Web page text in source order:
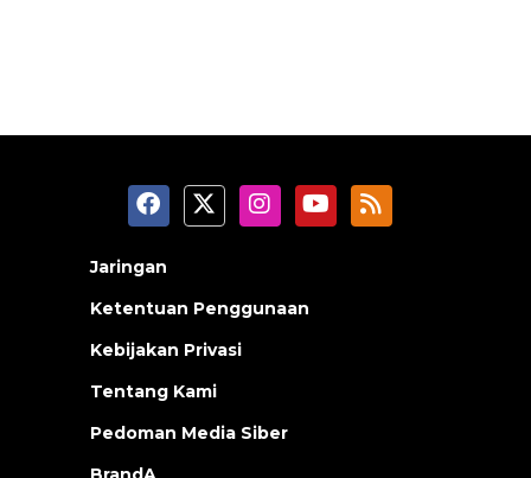
Jaringan
Ketentuan Penggunaan
Kebijakan Privasi
Tentang Kami
Pedoman Media Siber